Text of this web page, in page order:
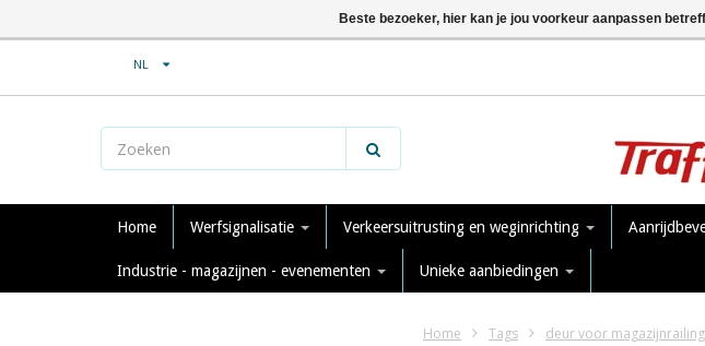
NL
Home Werfsignalisatie Verkeersuitrusting en weginrichting
Industrie - magazijnen - evenementen Unieke aanbiedingen
Home Tags deur voor magazijnrailing
Beste bezoeker, hier kan je jou voorkeur aanpassen